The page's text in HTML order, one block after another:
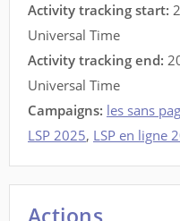
Activity tracking start:
Universal Time
Activity tracking end:
Universal Time
Campaigns: les sans
LSP 2025, LSP en ligne